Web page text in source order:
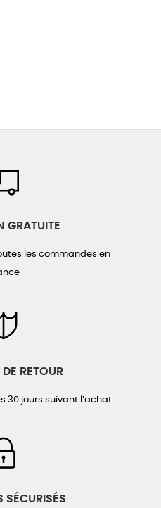
GRATUITE
les commandes en
DE RETOUR
30 jours suivant l’achat
SÉCURISÉS